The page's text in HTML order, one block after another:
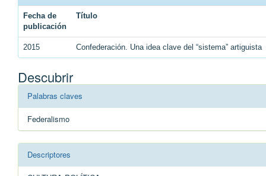
Fecha de
publicación
Título
2015 Confederación. Una idea clave del “sistema” artiguista
Descubrir
Palabras claves
Federalismo
Descriptores